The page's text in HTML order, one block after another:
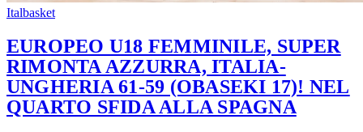
Italbasket
EUROPEO U18 FEMMINILE, SUPER
RIMONTA AZZURRA, ITALIA-
UNGHERIA 61-59 (OBASEKI 17)! NEL
QUARTO SFIDA ALLA SPAGNA